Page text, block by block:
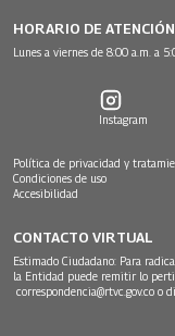
HORARIO DE ATENCIÓN
Lunes a viernes de 8:00 a.m. a
Instagram
Política de privacidad y
Condiciones de uso
Accesibilidad
CONTACTO VIRTUAL
Estimado Ciudadano: Para
la Entidad puede remitir lo
correspondencia@rtvc.gov.co o